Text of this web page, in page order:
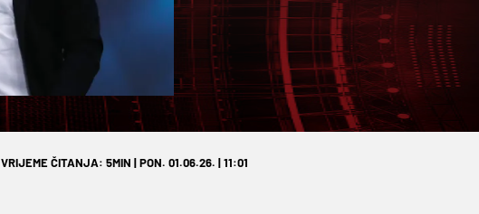
VRIJEME ČITANJA: 5MIN | PON. 01.06.26. | 11:01